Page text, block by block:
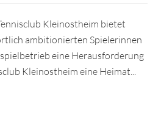
Kleinostheim bietet
ambitionierten Spielerinnen
eine Herausforderung
Kleinostheim eine Heimat...